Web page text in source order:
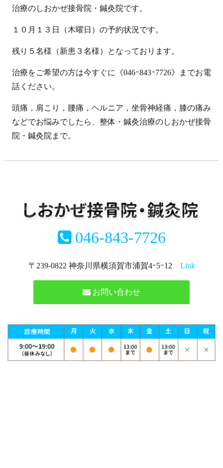
治療のしおかぜ接骨院・鍼灸院です。
１０月１３日（木曜日）の予約状況です。
残り５名様（新患３名様）となっております。
治療をご希望の方は今すぐに《046ｰ843ｰ7726》までお電
話ください。
頭痛，肩こり，腰痛，ヘルニア，坐骨神経痛，膝の痛み
などでお悩みでしたら、整体・鍼灸治療のしおかぜ接骨
院・鍼灸院まで。
046-843-7726
〒239-0822 神奈川県横須賀市浦賀4ｰ5ｰ12 Link
お問い合わせ